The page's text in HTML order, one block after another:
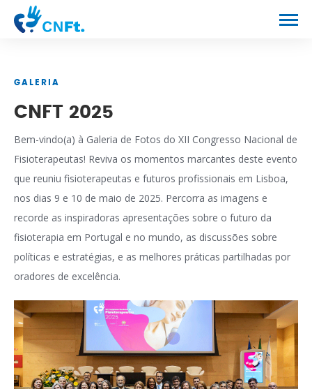
GALERIA
CNFT 2025
Bem-vindo(a) à Galeria de Fotos do XII Congresso Nacional de
Fisioterapeutas! Reviva os momentos marcantes deste evento
que reuniu fisioterapeutas e futuros profissionais em Lisboa,
nos dias 9 e 10 de maio de 2025. Percorra as imagens e
recorde as inspiradoras apresentações sobre o futuro da
fisioterapia em Portugal e no mundo, as discussões sobre
políticas e estratégias, e as melhores práticas partilhadas por
oradores de excelência.